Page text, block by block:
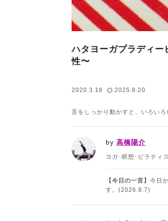
ハタヨーガプラディー
性〜
2020.3.18 2025.8.20
舌をしっかり動かすと、いろいろ
by 高橋陽介
ヨガ･瞑想･ピラティ
【今日の一言】 今日
す。(2026.8.7)